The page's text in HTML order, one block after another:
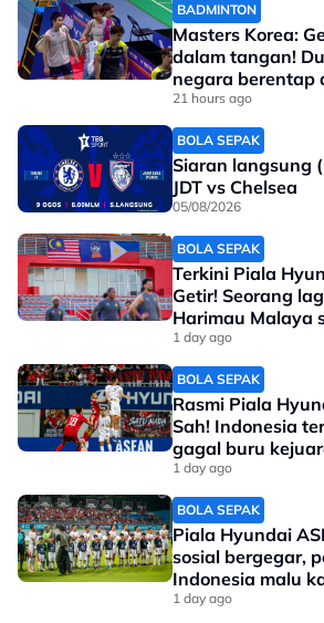
View this post on Instagram
No node context available.
BADMINTON
Masters Korea:
dalam tangan!
negara berentap
21 hours ago
BOLA SEPAK
Siaran langsung
JDT vs Chelsea
05/08/2026
BOLA SEPAK
Terkini Piala
Getir! Seorang
Harimau Malaya
1 day ago
BOLA SEPAK
Rasmi Piala
Sah! Indonesia
gagal buru
1 day ago
BOLA SEPAK
Piala Hyundai
sosial bergegar,
Indonesia malu
1 day ago